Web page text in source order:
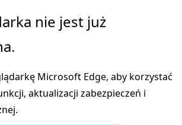
nie jest już
Microsoft Edge, aby korzystać
aktualizacji zabezpieczeń i